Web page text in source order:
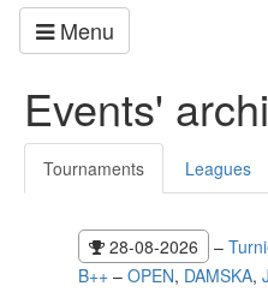
Menu
Events'
Tournaments Leagues
28-08-2026 –
B++ – OPEN, DAMSKA,